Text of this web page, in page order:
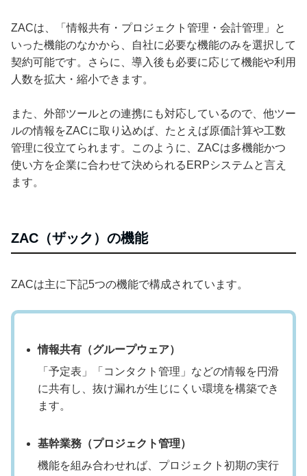
ZACは、「情報共有・プロジェクト管理・会計管理」と
いった機能のなかから、自社に必要な機能のみを選択して
契約可能です。さらに、導入後も必要に応じて機能や利用
人数を拡大・縮小できます。
また、外部ツールとの連携にも対応しているので、他ツー
ルの情報をZACに取り込めば、たとえば原価計算や工数
管理に役立てられます。このように、ZACは多機能かつ
使い方を企業に合わせて決められるERPシステムと言え
ます。
ZAC（ザック）の機能
ZACは主に下記5つの機能で構成されています。
情報共有（グループウェア）
「予定表」「コンタクト管理」などの情報を円滑
に共有し、抜け漏れが生じにくい環境を構築でき
ます。
基幹業務（プロジェクト管理）
機能を組み合わせれば、プロジェクト初期の実行